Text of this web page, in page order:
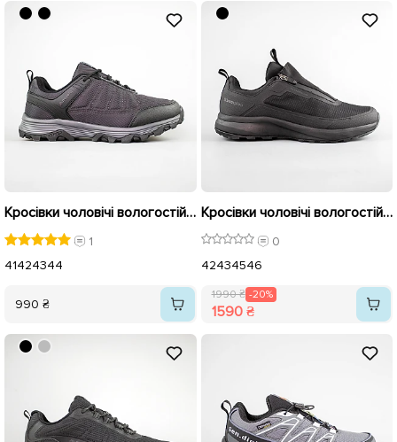
Кросівки чоловічі вологостійкі 593561 Чорні
1
41424344
990 ₴
Кросівки чоловічі вологостійкі на байці 593352 Чорні розпродаж
0
42434546
1990 ₴ -20%
1590 ₴